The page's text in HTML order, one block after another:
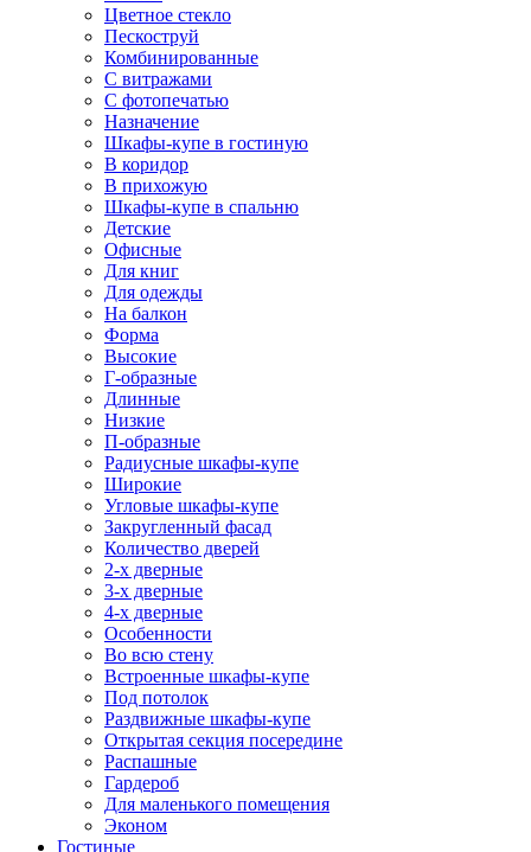
Цветное стекло
Пескоструй
Комбинированные
С витражами
С фотопечатью
Назначение
Шкафы-купе в гостиную
В коридор
В прихожую
Шкафы-купе в спальню
Детские
Офисные
Для книг
Для одежды
На балкон
Форма
Высокие
Г-образные
Длинные
Низкие
П-образные
Радиусные шкафы-купе
Широкие
Угловые шкафы-купе
Закругленный фасад
Количество дверей
2-х дверные
3-х дверные
4-х дверные
Особенности
Во всю стену
Встроенные шкафы-купе
Под потолок
Раздвижные шкафы-купе
Открытая секция посередине
Распашные
Гардероб
Для маленького помещения
Эконом
Гостиные